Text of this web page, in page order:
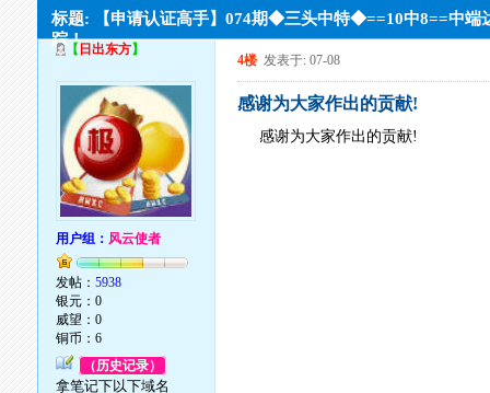
标题: 【申请认证高手】074期◆三头中特◆==10中8==中端
踪！
【 日出东方】
用户组： 风云使者
发帖：5938
银元：0
威望：0
铜币：6
（历史记录）
拿笔记下以下域名
4楼 发表于: 07-08
感谢为大家作出的贡献!
感谢为大家作出的贡献!